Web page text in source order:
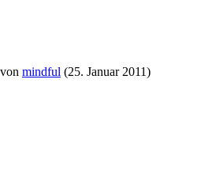
mindful (25. Januar 2011)